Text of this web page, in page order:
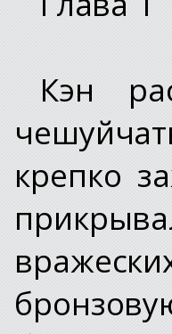
Кэн
крепко